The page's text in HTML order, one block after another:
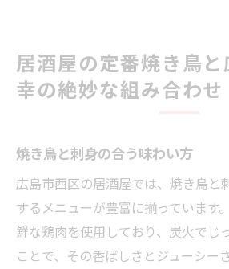
居酒屋の定番焼き鳥
幸の絶妙な組み合わせ
焼き鳥と刺身の合う味わい方
広島市西区の居酒屋では、焼き鳥と
するメニューが豊富に揃っています
鮮な鶏肉を使用しており、炭火でじ
ことで、その香ばしさとジューシー